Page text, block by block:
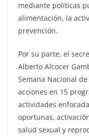
mediante políticas
alimentación, la
prevención.
Por su parte, el
Alberto Alcocer
Semana Nacional
acciones en 15
actividades
oportunas,
salud sexual y